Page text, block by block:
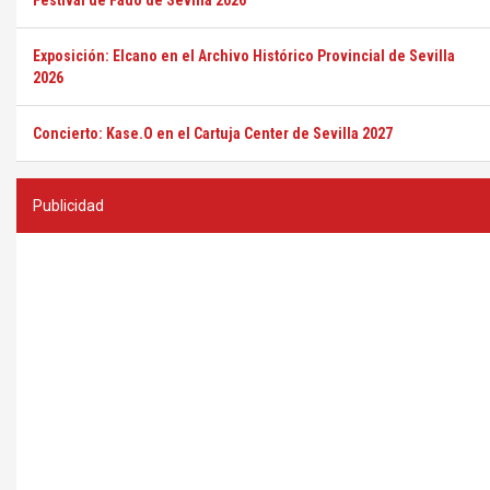
Exposición: Elcano en el Archivo Histórico Provincial de Sevilla
2026
Concierto: Kase.O en el Cartuja Center de Sevilla 2027
Publicidad